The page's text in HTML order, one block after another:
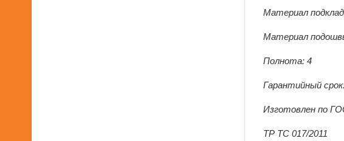
Материал
Материал
Полнота: 4
Гарантийный
Изготовлен по
ТР ТС 017/2011